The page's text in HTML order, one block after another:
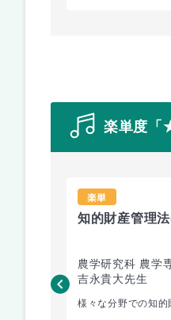
楽単度「
楽単
知的財産管理法
農学研究科 農学
吉永貴大先生
様々な分野での知的